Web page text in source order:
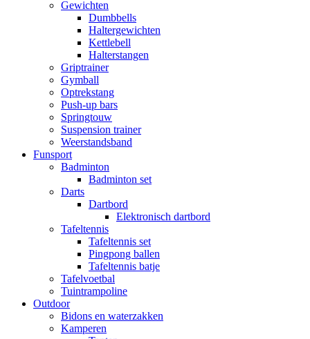
Gewichten
Dumbbells
Haltergewichten
Kettlebell
Halterstangen
Griptrainer
Gymball
Optrekstang
Push-up bars
Springtouw
Suspension trainer
Weerstandsband
Funsport
Badminton
Badminton set
Darts
Dartbord
Elektronisch dartbord
Tafeltennis
Tafeltennis set
Pingpong ballen
Tafeltennis batje
Tafelvoetbal
Tuintrampoline
Outdoor
Bidons en waterzakken
Kamperen